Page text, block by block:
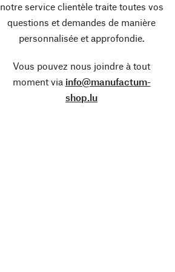
notre service clientèle traite toutes vos
questions et demandes de manière
personnalisée et approfondie.
Vous pouvez nous joindre à tout
moment via info@manufactum-
shop.lu